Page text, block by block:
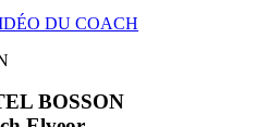
DU COACH
BOSSON